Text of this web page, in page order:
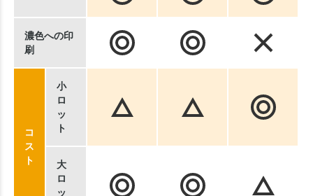
濃色への印
刷
コ
ス
ト
小
ロ
ッ
ト
大
ロ
ッ